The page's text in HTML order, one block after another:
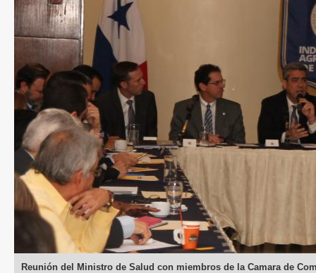
Reunión del Ministro de Salud con miembros de la Camara de